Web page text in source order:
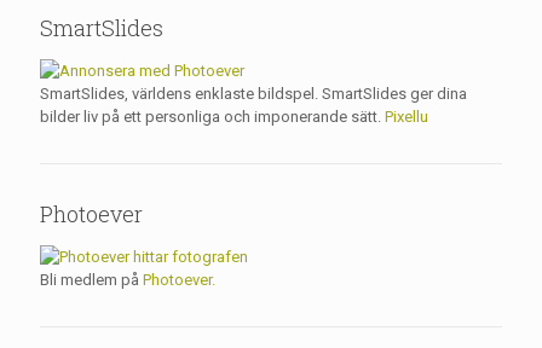
SmartSlides
SmartSlides, världens enklaste bildspel. SmartSlides ger dina
bilder liv på ett personliga och imponerande sätt. Pixellu
Photoever
Bli medlem på Photoever.